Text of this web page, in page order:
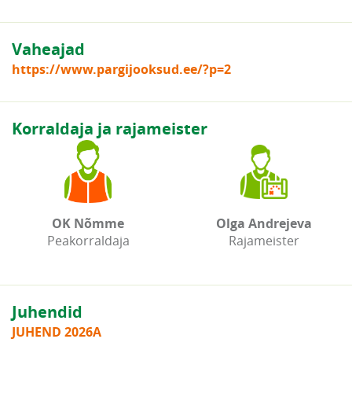
Vaheajad
https://www.pargijooksud.ee/?p=2
Korraldaja ja rajameister
OK Nõmme
Peakorraldaja
Olga Andrejeva
Rajameister
Juhendid
JUHEND 2026A